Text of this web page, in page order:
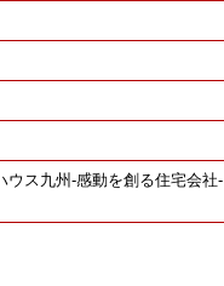
ウス九州-感動を創る住宅会社-